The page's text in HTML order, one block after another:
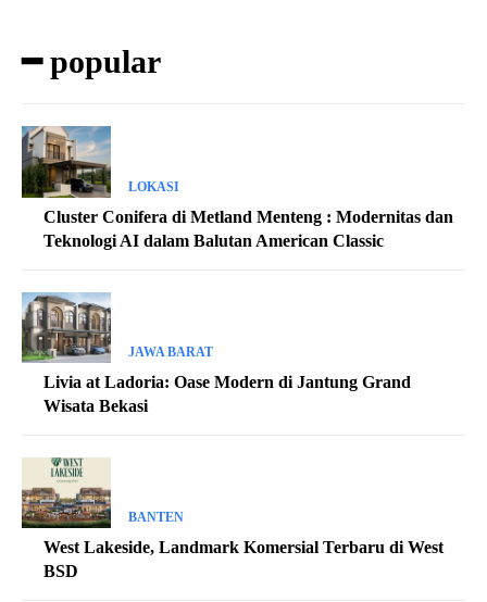
━ popular
LOKASI
Cluster Conifera di Metland Menteng : Modernitas dan
Teknologi AI dalam Balutan American Classic
JAWA BARAT
Livia at Ladoria: Oase Modern di Jantung Grand
Wisata Bekasi
BANTEN
West Lakeside, Landmark Komersial Terbaru di West
BSD